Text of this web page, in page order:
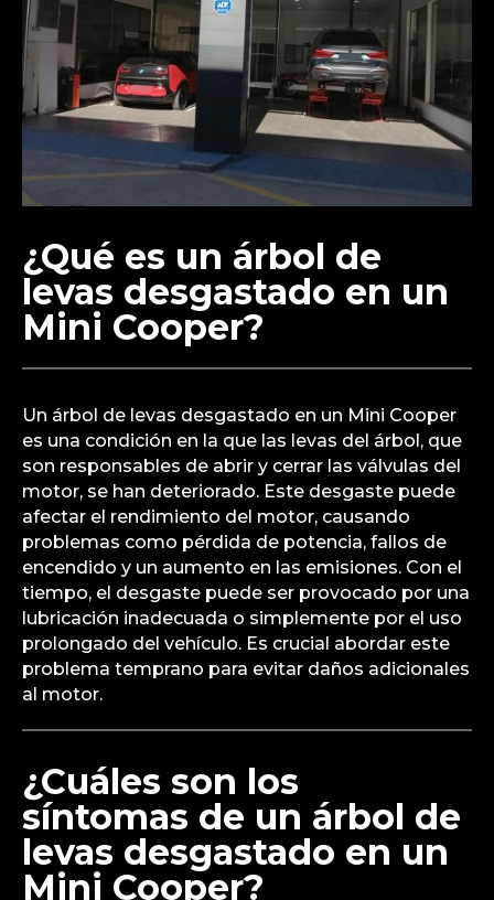
¿Qué es un árbol de
levas desgastado en un
Mini Cooper?
Un árbol de levas desgastado en un Mini Cooper
es una condición en la que las levas del árbol, que
son responsables de abrir y cerrar las válvulas del
motor, se han deteriorado. Este desgaste puede
afectar el rendimiento del motor, causando
problemas como pérdida de potencia, fallos de
encendido y un aumento en las emisiones. Con el
tiempo, el desgaste puede ser provocado por una
lubricación inadecuada o simplemente por el uso
prolongado del vehículo. Es crucial abordar este
problema temprano para evitar daños adicionales
al motor.
¿Cuáles son los
síntomas de un árbol de
levas desgastado en un
Mini Cooper?